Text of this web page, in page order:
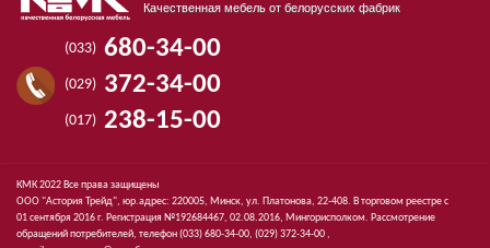
Качественная мебель от белорусских фабрик
(033) 680-34-00
(029) 372-34-00
(017) 238-15-00
КМК 2022 Все права защищены
ООО "Астория Трейд", юр.адрес: 220005, Минск, ул. Платонова, 22-408. В торговом реестре с
01 сентября 2016 г. Регистрация №192684467, 02.08.2016, Мингорисполком. Рассмотрение
обращений потребителей, телефон(033)680-34-00, (029)372-34-00 ,